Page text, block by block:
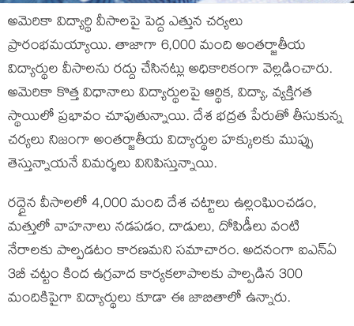
అమెరికా విద్యార్థి వీసాలపై పెద్ద ఎత్తున చర్యలు
ప్రారంభమయ్యాయి. తాజాగా 6,000 మంది అంతర్జాతీయ
విద్యార్థుల వీసాలను రద్దు చేసినట్లు అధికారికంగా వెల్లడించారు.
అమెరికా కొత్త విధానాలు విద్యార్థులపై ఆర్థిక, విద్యా, వ్యక్తిగత
స్థాయిలో ప్రభావం చూపుతున్నాయి. దేశ భద్రత పేరుతో తీసుకున్న
చర్యలు నిజంగా అంతర్జాతీయ విద్యార్థుల హక్కులకు ముప్పు
తెస్తున్నాయనే విమర్శలు వినిపిస్తున్నాయి.
రద్దైన వీసాలలో 4,000 మంది దేశ చట్టాలు ఉల్లంఘించడం,
మత్తులో వాహనాలు నడపడం, దాడులు, దోపిడీలు వంటి
నేరాలకు పాల్పడటం కారణమని సమాచారం. అదనంగా ఐఎన్‌ఏ
3బీ చట్టం కింద ఉగ్రవాద కార్యకలాపాలకు పాల్పడిన 300
మందికిపైగా విద్యార్థులు కూడా ఈ జాబితాలో ఉన్నారు.